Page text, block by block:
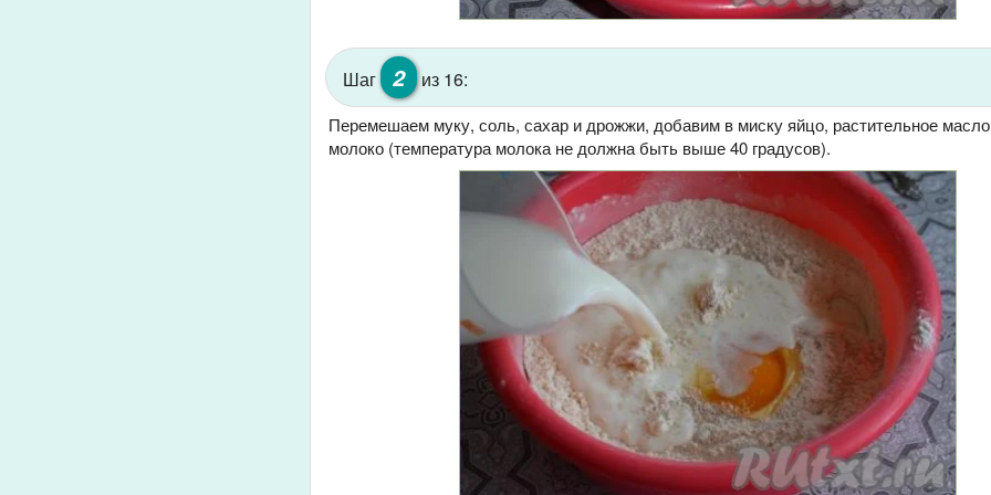
Шаг 2 из 16:
Перемешаем муку, соль, сахар и дрожжи, добавим в миску яйцо, растительное
молоко (температура молока не должна быть выше 40 градусов).